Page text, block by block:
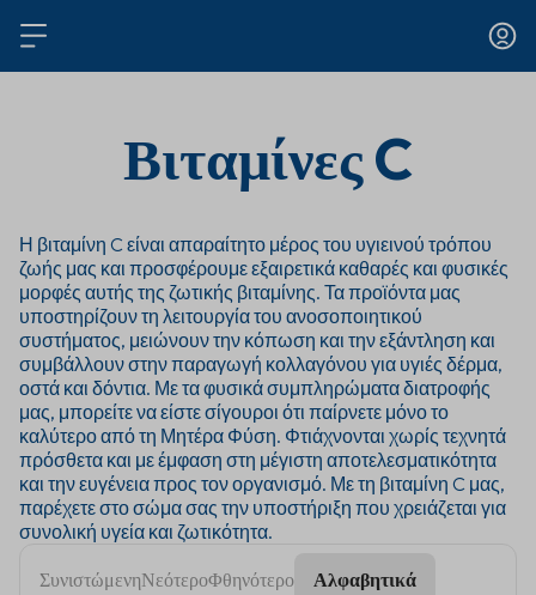
Βιταμίνες C
Η βιταμίνη C είναι απαραίτητο μέρος του υγιεινού τρόπου
ζωής μας και προσφέρουμε εξαιρετικά καθαρές και φυσικές
μορφές αυτής της ζωτικής βιταμίνης. Τα προϊόντα μας
υποστηρίζουν τη λειτουργία του ανοσοποιητικού
συστήματος, μειώνουν την κόπωση και την εξάντληση και
συμβάλλουν στην παραγωγή κολλαγόνου για υγιές δέρμα,
οστά και δόντια. Με τα φυσικά συμπληρώματα διατροφής
μας, μπορείτε να είστε σίγουροι ότι παίρνετε μόνο το
καλύτερο από τη Μητέρα Φύση. Φτιάχνονται χωρίς τεχνητά
πρόσθετα και με έμφαση στη μέγιστη αποτελεσματικότητα
και την ευγένεια προς τον οργανισμό. Με τη βιταμίνη C μας,
παρέχετε στο σώμα σας την υποστήριξη που χρειάζεται για
συνολική υγεία και ζωτικότητα.
ΣυνιστώμενηΝεότεροΦθηνότερο Αλφαβητικά